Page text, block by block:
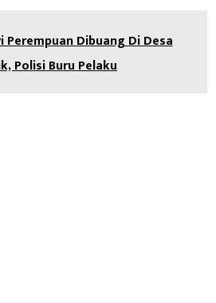
Perempuan Dibuang Di Desa
Polisi Buru Pelaku